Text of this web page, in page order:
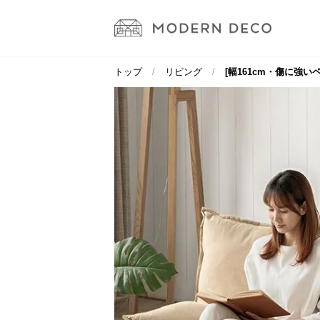
トップ リビング [幅161cm・傷に強い